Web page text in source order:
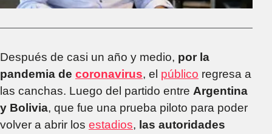
Después de casi un año y medio, por la
pandemia de coronavirus, el público regresa a
las canchas. Luego del partido entre Argentina
y Bolivia, que fue una prueba piloto para poder
volver a abrir los estadios, las autoridades